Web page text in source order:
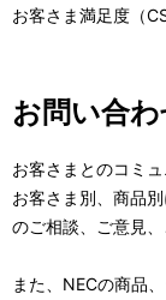
お客さま満足度（
お問い合わ
お客さまとのコミ
お客さま別、商品別
のご相談、ご意見
また、NECの商品